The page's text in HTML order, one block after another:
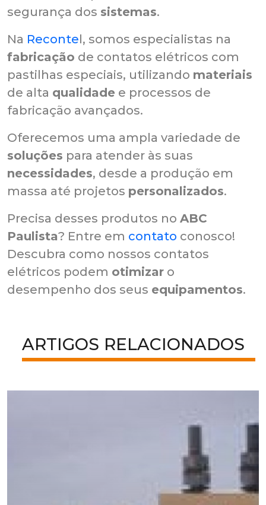
segurança dos sistemas.
Na Recontel, somos especialistas na
fabricação de contatos elétricos com
pastilhas especiais, utilizando materiais
de alta qualidade e processos de
fabricação avançados.
Oferecemos uma ampla variedade de
soluções para atender às suas
necessidades, desde a produção em
massa até projetos personalizados.
Precisa desses produtos no ABC
Paulista? Entre em contato conosco!
Descubra como nossos contatos
elétricos podem otimizar o
desempenho dos seus equipamentos.
ARTIGOS RELACIONADOS